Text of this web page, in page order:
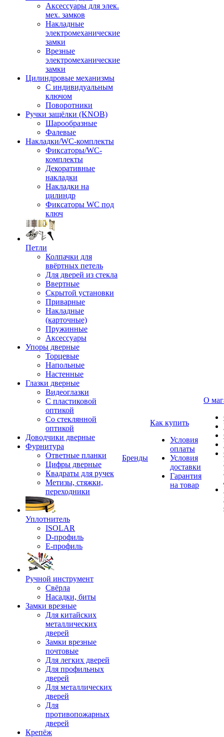
Аксессуары для элек.
мех. замков
Накладные
электромеханические
замки
Врезные
электромеханические
замки
Цилиндровые механизмы
С индивидуальным
ключом
Поворотники
Ручки защёлки (KNOB)
Шарообразные
Фалевые
Накладки/WC-комплекты
Фиксаторы/WC-
комплекты
Декоративные
накладки
Накладки на
цилиндр
Фиксаторы WC под
ключ
Петли
Колпачки для
ввёртных петель
Для дверей из стекла
Ввертные
Скрытой установки
Приварные
Накладные
(карточные)
Пружинные
Аксессуары
Упоры дверные
Торцевые
Напольные
Настенные
Глазки дверные
Видеоглазки
С пластиковой
оптикой
Со стеклянной
оптикой
Доводчики дверные
Фурнитура
Ответные планки
Цифры дверные
Квадраты для ручек
Метизы, стяжки,
переходники
Уплотнитель
ISOLAR
D-профиль
Е-профиль
Ручной инструмент
Свёрла
Насадки, биты
Замки врезные
Для китайских
металлических
дверей
Замки врезные
почтовые
Для легких дверей
Для профильных
дверей
Для металлических
дверей
Для
противопожарных
дверей
Крепёж
Бренды
Как купить
Условия
оплаты
Условия
доставки
Гарантия
на товар
О